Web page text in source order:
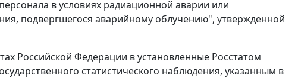
в условиях радиационной аварии или
подвергшегося аварийному облучению", утвержденной
Российской Федерации в установленные Росстатом
статистического наблюдения, указанным в